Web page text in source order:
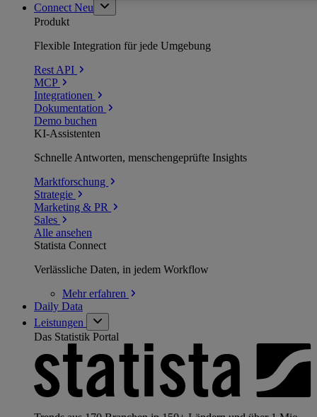
Connect Neu
Produkt
Flexible Integration für jede Umgebung
Rest API
MCP
Integrationen
Dokumentation
Demo buchen
KI-Assistenten
Schnelle Antworten, menschengeprüfte Insights
Marktforschung
Strategie
Marketing & PR
Sales
Alle ansehen
Statista Connect
Verlässliche Daten, in jedem Workflow
Mehrerfahren
Daily Data
Leistungen
Das Statistik Portal